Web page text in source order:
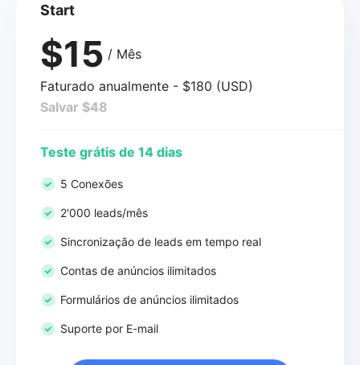
Start
$15 / Mês
Faturado anualmente - $180 (USD)
Salvar $48
Teste grátis de 14 dias
5 Conexões
2'000 leads/mês
Sincronização de leads em tempo real
Contas de anúncios ilimitados
Formulários de anúncios ilimitados
Suporte por E-mail